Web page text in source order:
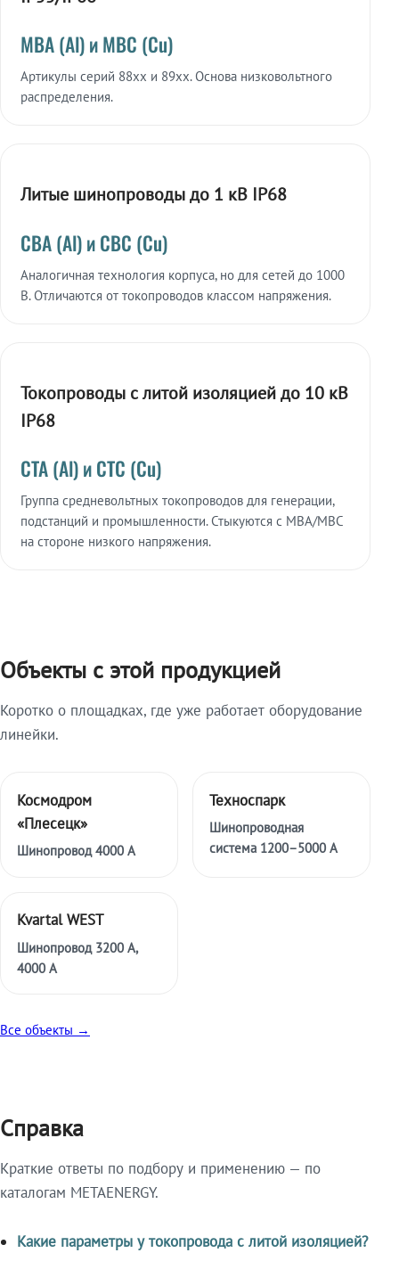
МВА (Al) и МВС (Cu)
Артикулы серий 88xx и 89xx. Основа низковольтного
распределения.
Литые шинопроводы до 1 кВ IP68
СВА (Al) и СВС (Cu)
Аналогичная технология корпуса, но для сетей до 1000
В. Отличаются от токопроводов классом напряжения.
Токопроводы с литой изоляцией до 10 кВ
IP68
СТА (Al) и СТС (Cu)
Группа средневольтных токопроводов для генерации,
подстанций и промышленности. Стыкуются с МВА/МВС
на стороне низкого напряжения.
Объекты с этой продукцией
Коротко о площадках, где уже работает оборудование
линейки.
Космодром
«Плесецк»
Шинопровод 4000 А
Техноспарк
Шинопроводная
система 1200–5000 А
Kvartal WEST
Шинопровод 3200 А,
4000 А
Все объекты →
Справка
Краткие ответы по подбору и применению — по
каталогам METAENERGY.
Какие параметры у токопровода с литой изоляцией?